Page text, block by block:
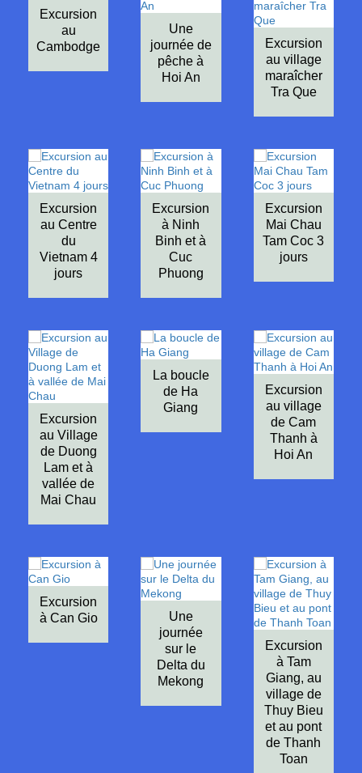
Excursion
au
Cambodge
Une
journée de
pêche à
Hoi An
Excursion
au village
maraîcher
Tra Que
Excursion
au Centre
du
Vietnam 4
jours
Excursion
à Ninh
Binh et à
Cuc
Phuong
Excursion
Mai Chau
Tam Coc 3
jours
Excursion
au Village
de Duong
Lam et à
vallée de
Mai Chau
La boucle
de Ha
Giang
Excursion
au village
de Cam
Thanh à
Hoi An
Excursion
à Can Gio
Une
journée
sur le
Delta du
Mekong
Excursion
à Tam
Giang, au
village de
Thuy Bieu
et au pont
de Thanh
Toan